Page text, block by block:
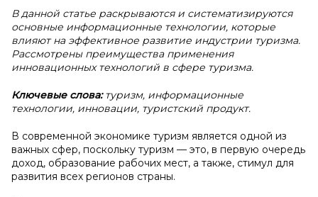
В данной статье раскрываются и систематизируются
основные информационные технологии, которые
влияют на эффективное развитие индустрии туризма.
Рассмотрены преимущества применения
инновационных технологий в сфере туризма.
Ключевые слова:туризм, информационные
технологии, инновации, туристский продукт.
В современной экономике туризм является одной из
важных сфер, поскольку туризм — это, в первую очередь
доход, образование рабочих мест, а также, стимул для
развития всех регионов страны.